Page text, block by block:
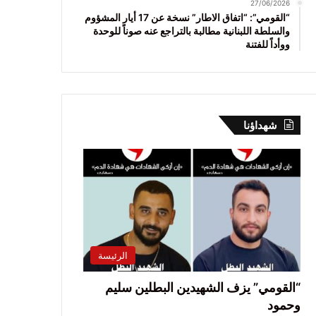
27/06/2026
“القومي”: “اتفاق الاطار” نسخة عن 17 أيار المشؤوم
والسلطة اللبنانية مطالبة بالتراجع عنه صوناً للوحدة
ووأداً للفتنة
شهداؤنا
الرئيسة
“القومي” يزف الشهيدين البطلين سليم
وحمود